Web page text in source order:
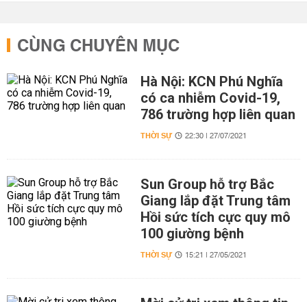
CÙNG CHUYÊN MỤC
Hà Nội: KCN Phú Nghĩa
có ca nhiễm Covid-19,
786 trường hợp liên quan
THỜI SỰ 22:30 | 27/07/2021
Sun Group hỗ trợ Bắc
Giang lắp đặt Trung tâm
Hồi sức tích cực quy mô
100 giường bệnh
THỜI SỰ 15:21 | 27/05/2021